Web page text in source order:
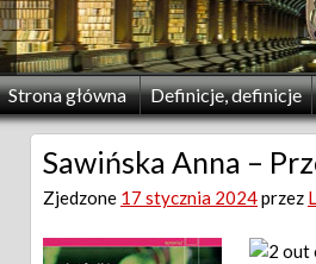
Strona główna Definicje, definicje
Sawińska Anna –
Zjedzone 17 stycznia 2024przez